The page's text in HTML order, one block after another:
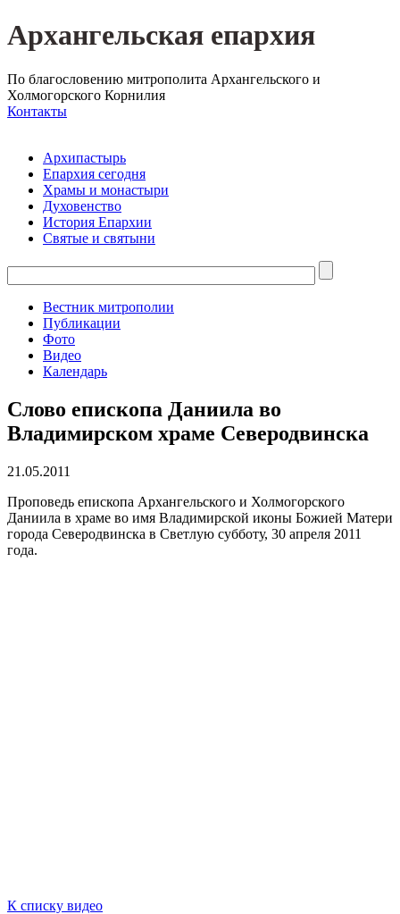
Архангельская епархия
По благословению митрополита Архангельского и
Холмогорского Корнилия
Контакты
Архипастырь
Епархия сегодня
Храмы и монастыри
Духовенство
История Епархии
Святые и святыни
Вестник митрополии
Публикации
Фото
Видео
Календарь
Слово епископа Даниила во
Владимирском храме Северодвинска
21.05.2011
Проповедь епископа Архангельского и Холмогорского
Даниила в храме во имя Владимирской иконы Божией Матери
города Северодвинска в Светлую субботу, 30 апреля 2011
года.
К списку видео